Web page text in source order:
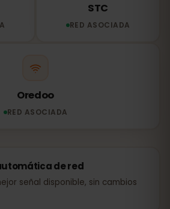
STC
RED ASOCIADA
Oredoo
RED ASOCIADA
de red
señal disponible, sin cambios